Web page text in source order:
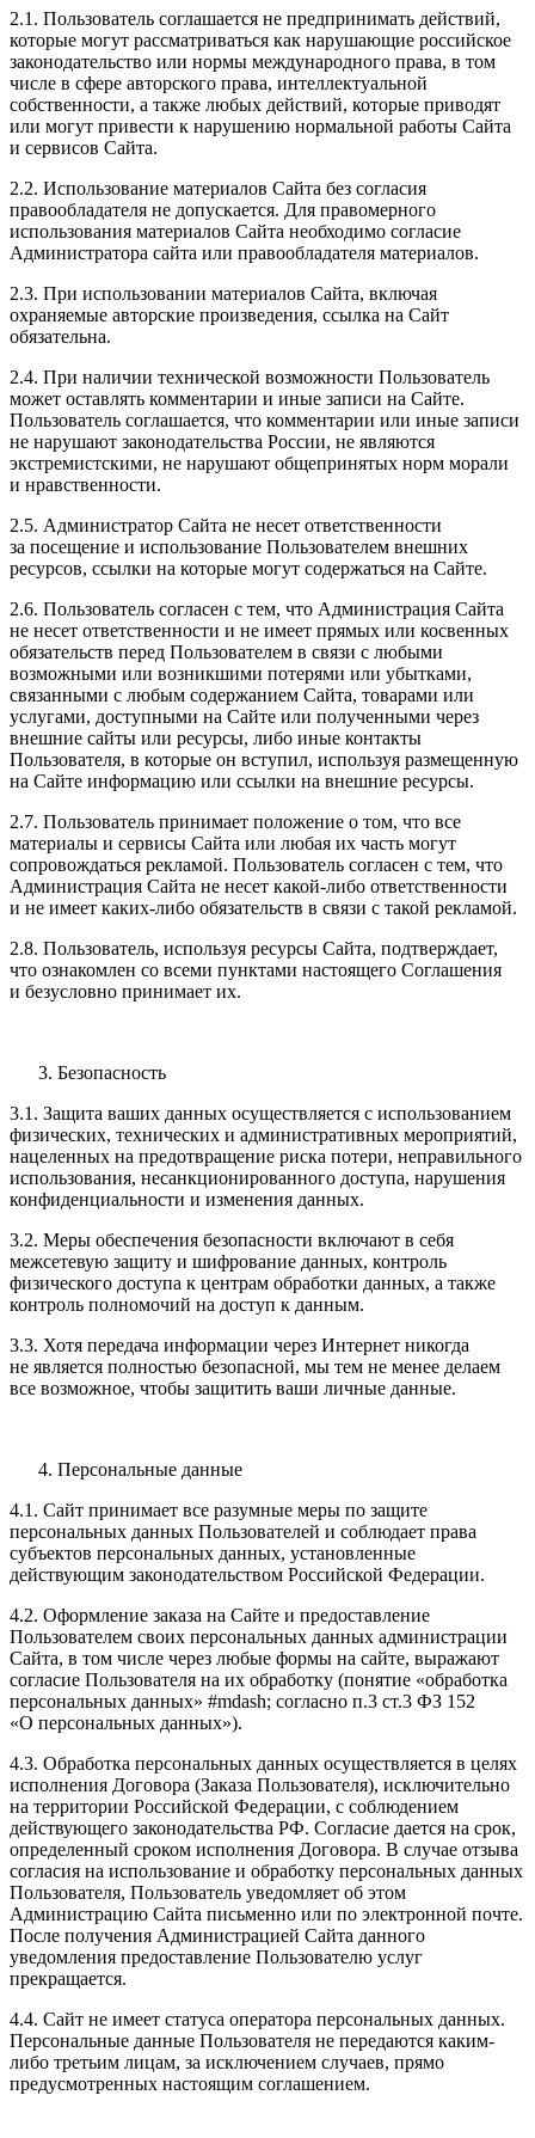
2.1. Пользователь соглашается не предпринимать действий,
которые могут рассматриваться как нарушающие российское
законодательство или нормы международного права, в том
числе в сфере авторского права, интеллектуальной
собственности, а также любых действий, которые приводят
или могут привести к нарушению нормальной работы Сайта
и сервисов Сайта.
2.2. Использование материалов Сайта без согласия
правообладателя не допускается. Для правомерного
использования материалов Сайта необходимо согласие
Администратора сайта или правообладателя материалов.
2.3. При использовании материалов Сайта, включая
охраняемые авторские произведения, ссылка на Сайт
обязательна.
2.4. При наличии технической возможности Пользователь
может оставлять комментарии и иные записи на Сайте.
Пользователь соглашается, что комментарии или иные записи
не нарушают законодательства России, не являются
экстремистскими, не нарушают общепринятых норм морали
и нравственности.
2.5. Администратор Сайта не несет ответственности
за посещение и использование Пользователем внешних
ресурсов, ссылки на которые могут содержаться на Сайте.
2.6. Пользователь согласен с тем, что Администрация Сайта
не несет ответственности и не имеет прямых или косвенных
обязательств перед Пользователем в связи с любыми
возможными или возникшими потерями или убытками,
связанными с любым содержанием Сайта, товарами или
услугами, доступными на Сайте или полученными через
внешние сайты или ресурсы, либо иные контакты
Пользователя, в которые он вступил, используя размещенную
на Сайте информацию или ссылки на внешние ресурсы.
2.7. Пользователь принимает положение о том, что все
материалы и сервисы Сайта или любая их часть могут
сопровождаться рекламой. Пользователь согласен с тем, что
Администрация Сайта не несет какой-либо ответственности
и не имеет каких-либо обязательств в связи с такой рекламой.
2.8. Пользователь, используя ресурсы Сайта, подтверждает,
что ознакомлен со всеми пунктами настоящего Соглашения
и безусловно принимает их.
Безопасность
3.1. Защита ваших данных осуществляется с использованием
физических, технических и административных мероприятий,
нацеленных на предотвращение риска потери, неправильного
использования, несанкционированного доступа, нарушения
конфиденциальности и изменения данных.
3.2. Меры обеспечения безопасности включают в себя
межсетевую защиту и шифрование данных, контроль
физического доступа к центрам обработки данных, а также
контроль полномочий на доступ к данным.
3.3. Хотя передача информации через Интернет никогда
не является полностью безопасной, мы тем не менее делаем
все возможное, чтобы защитить ваши личные данные.
Персональные данные
4.1. Сайт принимает все разумные меры по защите
персональных данных Пользователей и соблюдает права
субъектов персональных данных, установленные
действующим законодательством Российской Федерации.
4.2. Оформление заказа на Сайте и предоставление
Пользователем своих персональных данных администрации
Сайта, в том числе через любые формы на сайте, выражают
согласие Пользователя на их обработку (понятие «обработка
персональных данных» #mdash; согласно п.3 ст.3 ФЗ 152
«О персональных данных»).
4.3. Обработка персональных данных осуществляется в целях
исполнения Договора (Заказа Пользователя), исключительно
на территории Российской Федерации, с соблюдением
действующего законодательства РФ. Согласие дается на срок,
определенный сроком исполнения Договора. В случае отзыва
согласия на использование и обработку персональных данных
Пользователя, Пользователь уведомляет об этом
Администрацию Сайта письменно или по электронной почте.
После получения Администрацией Сайта данного
уведомления предоставление Пользователю услуг
прекращается.
4.4. Сайт не имеет статуса оператора персональных данных.
Персональные данные Пользователя не передаются каким-
либо третьим лицам, за исключением случаев, прямо
предусмотренных настоящим соглашением.